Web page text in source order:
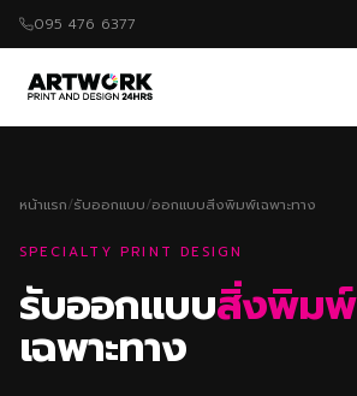
095 476 6377
หน้าแรก/รับออกแบบ/ออกแบบสิ่งพิมพ์เฉพาะทาง
SPECIALTY PRINT DESIGN
รับออกแบบสิ่งพิมพ์
เฉพาะทาง